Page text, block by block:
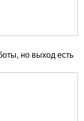
но выход есть